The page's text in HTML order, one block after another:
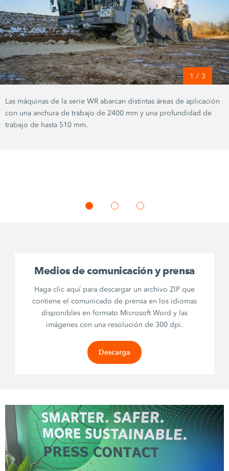
1 / 3
Las máquinas de la serie WR abarcan distintas áreas de aplicación
con una anchura de trabajo de 2400 mm y una profundidad de
trabajo de hasta 510 mm.
Medios de comunicación y prensa
Haga clic aquí para descargar un archivo ZIP que
contiene el comunicado de prensa en los idiomas
disponibles en formato Microsoft Word y las
imágenes con una resolución de 300 dpi.
Descarga